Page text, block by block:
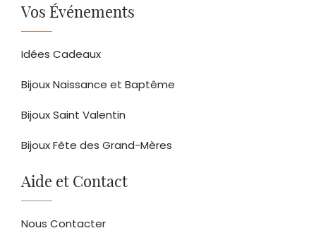
Vos Événements
Idées Cadeaux
Bijoux Naissance et Baptême
Bijoux Saint Valentin
Bijoux Fête des Grand-Mères
Aide et Contact
Nous Contacter